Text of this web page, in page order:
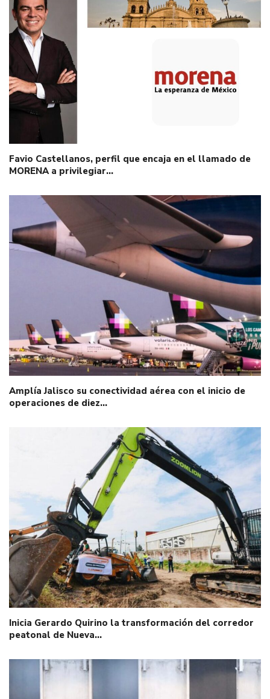
Favio Castellanos, perfil que encaja en el llamado de
MORENA a privilegiar…
Amplía Jalisco su conectividad aérea con el inicio de
operaciones de diez…
Inicia Gerardo Quirino la transformación del corredor
peatonal de Nueva…